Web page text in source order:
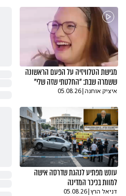
מגישת הטלוויזיה על הפעם הראשונה
ששמרה שבת: "החלטתי שזה שלי"
איציק אוחנה|
05.08.26
עונש מפתיע לנהגת שדרסה אישה
למוות בכיכר המדינה
דניאל הרץ|
05.08.26